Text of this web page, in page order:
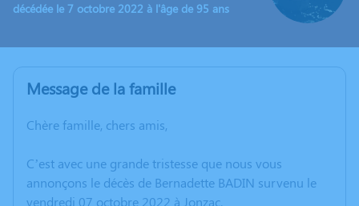
décédée le 7 octobre 2022 à l'âge de 95 ans
Message de la famille
Chère famille, chers amis,
C’est avec une grande tristesse que nous vous
annonçons le décès de Bernadette BADIN survenu le
vendredi 07 octobre 2022 à Jonzac.